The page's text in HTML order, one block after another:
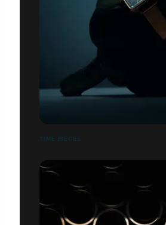
TIME PIECES